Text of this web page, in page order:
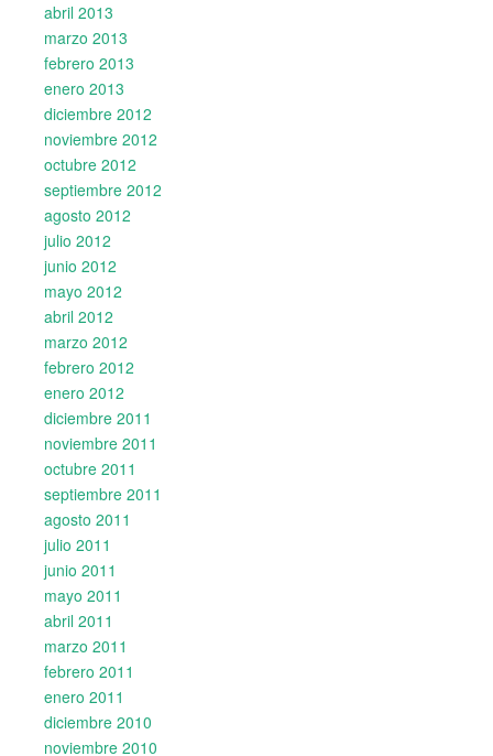
abril 2013
marzo 2013
febrero 2013
enero 2013
diciembre 2012
noviembre 2012
octubre 2012
septiembre 2012
agosto 2012
julio 2012
junio 2012
mayo 2012
abril 2012
marzo 2012
febrero 2012
enero 2012
diciembre 2011
noviembre 2011
octubre 2011
septiembre 2011
agosto 2011
julio 2011
junio 2011
mayo 2011
abril 2011
marzo 2011
febrero 2011
enero 2011
diciembre 2010
noviembre 2010